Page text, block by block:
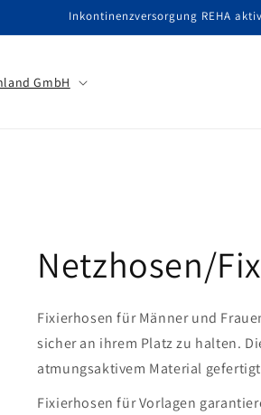
Inkontinenzversorgung REHA
GmbH
Netzhosen/
Fixierhosen für Männer und
sicher an ihrem Platz zu halten.
atmungsaktivem Material
Fixierhosen für Vorlagen